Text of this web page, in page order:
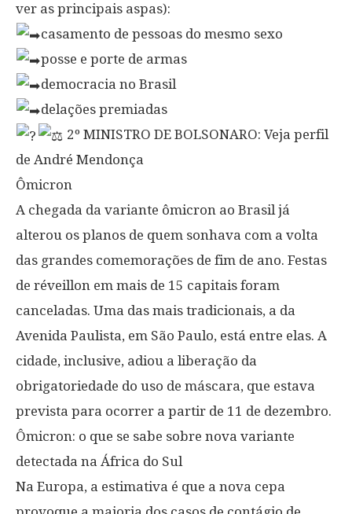
ver as principais aspas):
casamento de pessoas do mesmo sexo
posse e porte de armas
democracia no Brasil
delações premiadas
2º MINISTRO DE BOLSONARO: Veja perfil
de André Mendonça
Ômicron
A chegada da variante ômicron ao Brasil já
alterou os planos de quem sonhava com a volta
das grandes comemorações de fim de ano. Festas
de réveillon em mais de 15 capitais foram
canceladas. Uma das mais tradicionais, a da
Avenida Paulista, em São Paulo, está entre elas. A
cidade, inclusive, adiou a liberação da
obrigatoriedade do uso de máscara, que estava
prevista para ocorrer a partir de 11 de dezembro.
Ômicron: o que se sabe sobre nova variante
detectada na África do Sul
Na Europa, a estimativa é que a nova cepa